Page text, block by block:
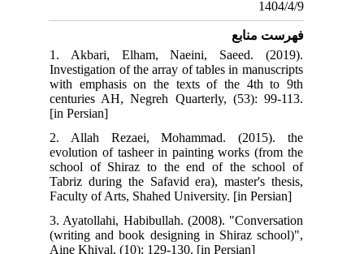
فهرست منابع
1. Akbari, Elham, Naeini, Saeed. (2019).
Investigation of the array of tables in manuscripts
with emphasis on the texts of the 4th to 9th
centuries AH, Negreh Quarterly, (53): 99-113.
[in Persian]
2. Allah Rezaei, Mohammad. (2015). the
evolution of tasheer in painting works (from the
school of Shiraz to the end of the school of
Tabriz during the Safavid era), master's thesis,
Faculty of Arts, Shahed University. [in Persian]
3. Ayatollahi, Habibullah. (2008). "Conversation
(writing and book designing in Shiraz school)",
Aine Khiyal, (10): 129-130. [in Persian]